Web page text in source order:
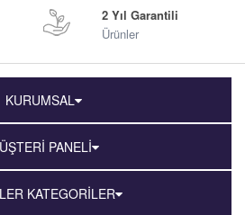
2 Yıl Garantili
Ürünler
KURUMSAL
PANELİ
KATEGORİLER